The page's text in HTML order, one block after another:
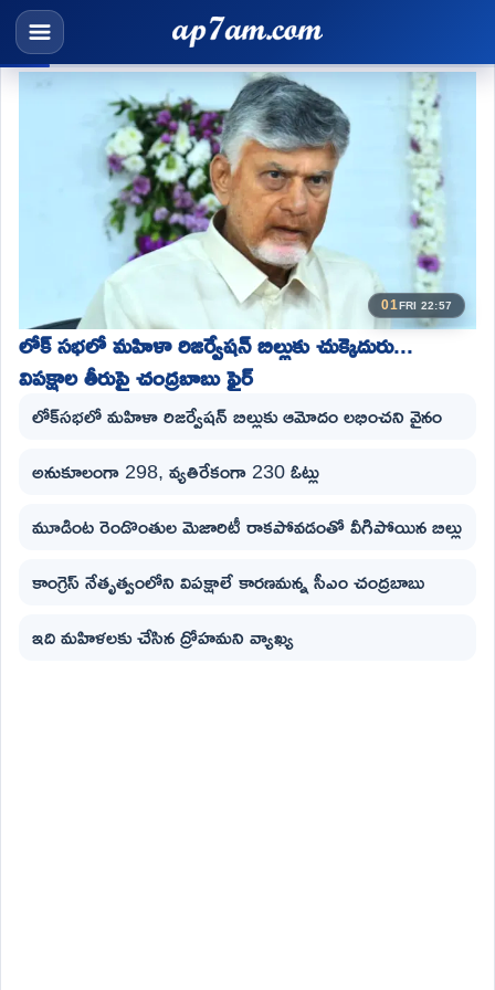
01FRI 22:57
లోక్ సభలో మహిళా రిజర్వేషన్ బిల్లుకు చుక్కెదురు...
విపక్షాల తీరుపై చంద్రబాబు ఫైర్
లోక్‌సభలో మహిళా రిజర్వేషన్ బిల్లుకు ఆమోదం లభించని వైనం
అనుకూలంగా 298, వ్యతిరేకంగా 230 ఓట్లు
మూడింట రెండొంతుల మెజారిటీ రాకపోవడంతో వీగిపోయిన బిల్లు
కాంగ్రెస్ నేతృత్వంలోని విపక్షాలే కారణమన్న సీఎం చంద్రబాబు
ఇది మహిళలకు చేసిన ద్రోహమని వ్యాఖ్య